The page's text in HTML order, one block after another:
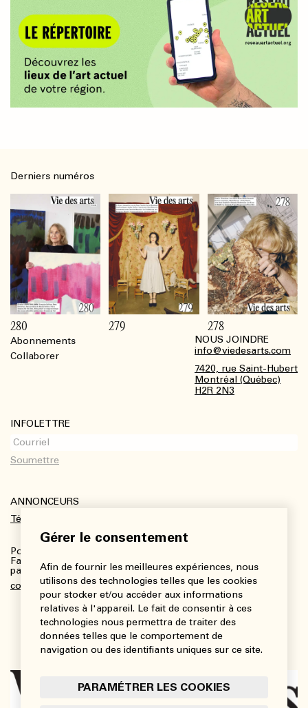
Gérer le consentement
Afin de fournir les meilleures expériences, nous
utilisons des technologies telles que les cookies
pour stocker et/ou accéder aux informations
relatives à l'appareil. Le fait de consentir à ces
technologies nous permettra de traiter des
données telles que le comportement de
navigation ou des identifiants uniques sur ce site.
PARAMÉTRER LES COOKIES
Abonnements
Collaborer
NOUS JOINDRE
info@viedesarts.com
7420, rue Saint-Hubert
Montréal (Québec)
H2R 2N3
INFOLETTRE
ANNONCEURS
Télécharger le kit média
Pour plus de renseignements :
Fanny Charbonneau, Responsable des communications,
partenariats et publicités
communications@viedesarts.com
Derniers numéros
280 279 278